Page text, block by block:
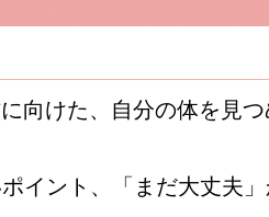
向けた、自分の体を見
イント、「まだ大丈夫